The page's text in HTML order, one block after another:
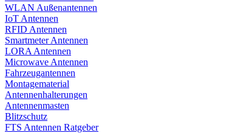
WLAN Außenantennen
IoT Antennen
RFID Antennen
Smartmeter Antennen
LORA Antennen
Microwave Antennen
Fahrzeugantennen
Montagematerial
Antennenhalterungen
Antennenmasten
Blitzschutz
FTS Antennen Ratgeber